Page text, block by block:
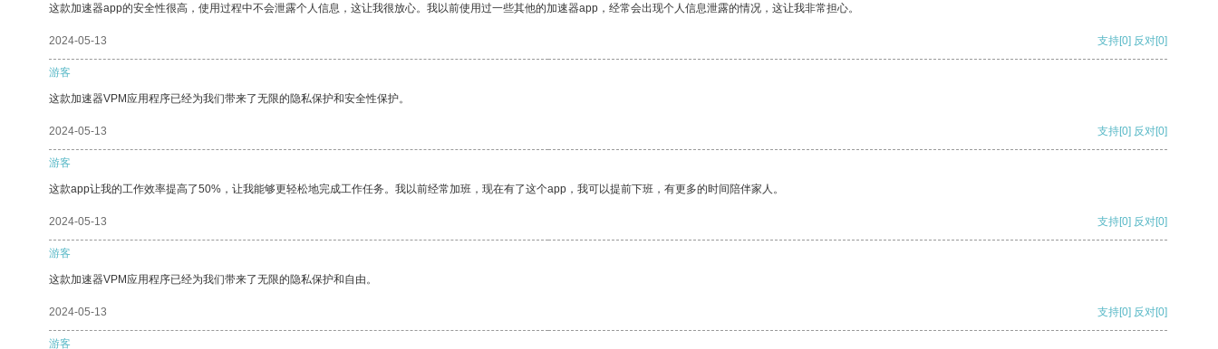
这款加速器app的安全性很高，使用过程中不会泄露个人信息，这让我很放心。我以前使用过一些其他的加速器app，经常会出现个人信息泄露的情况，这让我非常担心。
2024-05-13 支持[0] 反对[0]
游客
这款加速器VPM应用程序已经为我们带来了无限的隐私保护和安全性保护。
2024-05-13 支持[0] 反对[0]
游客
这款app让我的工作效率提高了50%，让我能够更轻松地完成工作任务。我以前经常加班，现在有了这个app，我可以提前下班，有更多的时间陪伴家人。
2024-05-13 支持[0] 反对[0]
游客
这款加速器VPM应用程序已经为我们带来了无限的隐私保护和自由。
2024-05-13 支持[0] 反对[0]
游客